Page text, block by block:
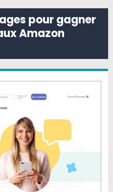
pour gagner
Amazon